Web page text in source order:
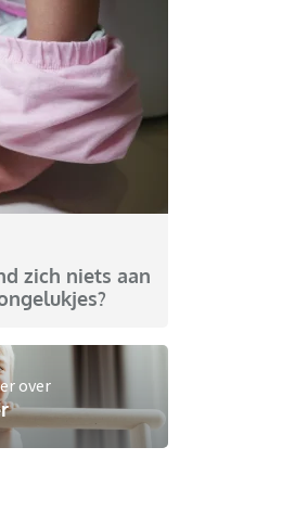
zich niets aan
over